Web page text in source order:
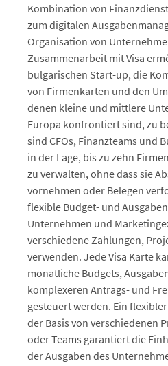
Kombination von
zum digitalen
Organisation von
Zusammenarbeit mit Visa
bulgarischen Start-up, die
von Firmenkarten und den
denen kleine und mittlere
Europa konfrontiert sind, zu
sind CFOs, Finanzteams und
in der Lage, bis zu zehn
zu verwalten, ohne dass sie
vornehmen oder Belegen
flexible Budget- und
Unternehmen und
verschiedene Zahlungen,
verwenden. Jede Visa Karte
monatliche Budgets,
komplexeren Antrags- und
gesteuert werden. Ein
der Basis von verschiedenen
oder Teams garantiert die
der Ausgaben des